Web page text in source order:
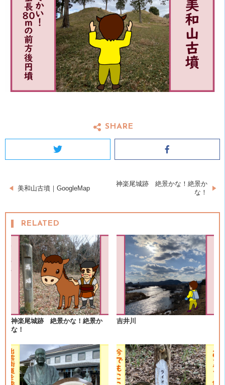
SHARE
Twitter
投
稿
ナ
ビ
ゲ
ー
シ
ョ
ン
美和山古墳｜GoogleMap
神楽尾城跡 絶景かな！絶景か
な！
RELATED
神楽尾城跡 絶景かな！絶景か
な！
吉井川